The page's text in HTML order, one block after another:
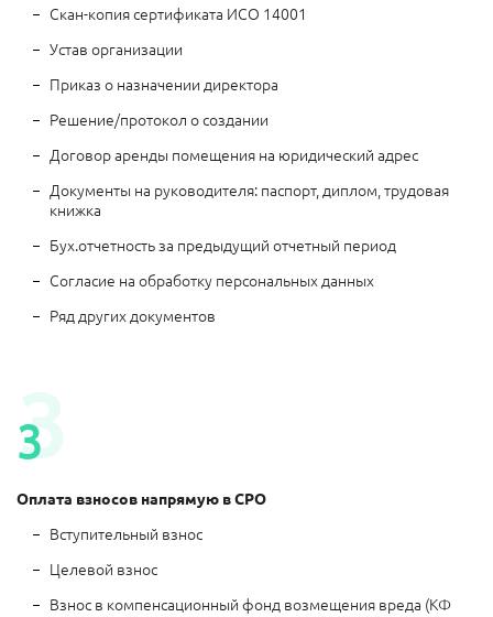
Скан-копия сертификата ИСО 14001
Устав организации
Приказ о назначении директора
Решение/протокол о создании
Договор аренды помещения на юридический адрес
Документы на руководителя: паспорт, диплом, трудовая
книжка
Бух.отчетность за предыдущий отчетный период
Согласие на обработку персональных данных
Ряд других документов
3
3
Оплата взносов напрямую в СРО
Вступительный взнос
Целевой взнос
Взнос в компенсационный фонд возмещения вреда (КФ